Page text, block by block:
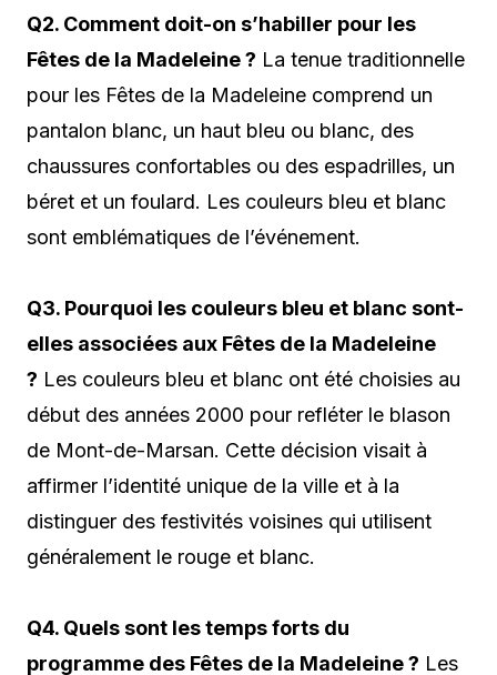
Q2. Comment doit-on s’habiller pour les
Fêtes de la Madeleine ? La tenue traditionnelle
pour les Fêtes de la Madeleine comprend un
pantalon blanc, un haut bleu ou blanc, des
chaussures confortables ou des espadrilles, un
béret et un foulard. Les couleurs bleu et blanc
sont emblématiques de l’événement.
Q3. Pourquoi les couleurs bleu et blanc sont-
elles associées aux Fêtes de la Madeleine
? Les couleurs bleu et blanc ont été choisies au
début des années 2000 pour refléter le blason
de Mont-de-Marsan. Cette décision visait à
affirmer l’identité unique de la ville et à la
distinguer des festivités voisines qui utilisent
généralement le rouge et blanc.
Q4. Quels sont les temps forts du
programme des Fêtes de la Madeleine ? Les